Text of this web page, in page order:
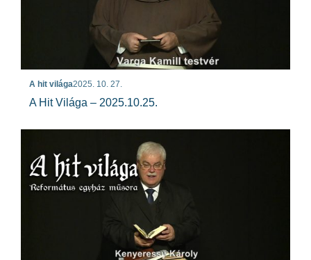
A hit világa2025. 10. 27.
A Hit Világa – 2025.10.25.